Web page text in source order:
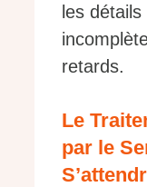
les
retards.
Le
par le